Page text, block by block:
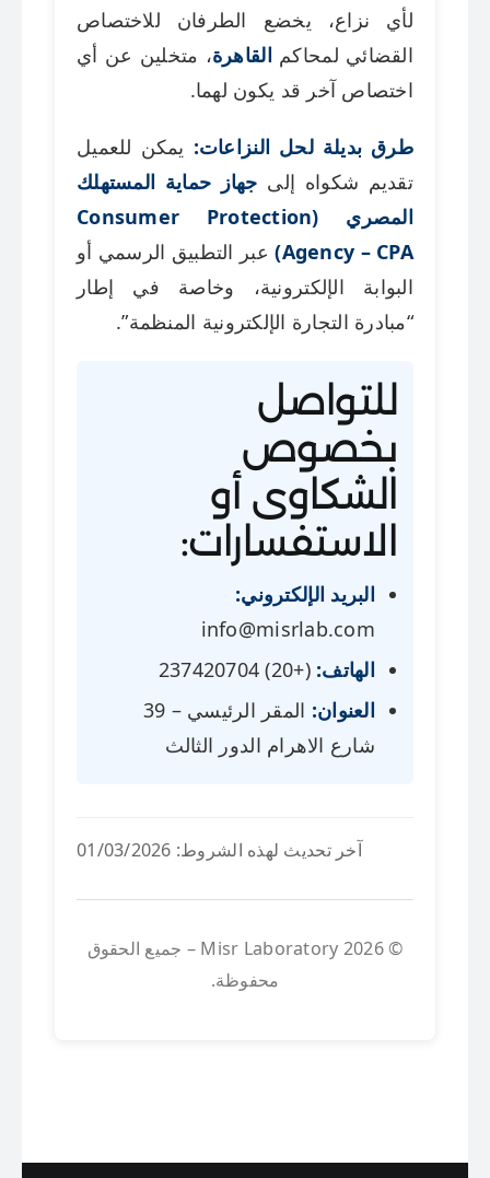
لأي نزاع، يخضع الطرفان للاختصاص
القضائي لمحاكم القاهرة، متخلين عن أي
اختصاص آخر قد يكون لهما.
طرق بديلة لحل النزاعات: يمكن للعميل
تقديم شكواه إلى جهاز حماية المستهلك
المصري (Consumer Protection
Agency – CPA) عبر التطبيق الرسمي أو
البوابة الإلكترونية، وخاصة في إطار
“مبادرة التجارة الإلكترونية المنظمة”.
للتواصل
بخصوص
الشكاوى أو
الاستفسارات:
البريد الإلكتروني:
info@misrlab.com
الهاتف: (+20) 237420704
العنوان:
المقر الرئيسي – 39
شارع الاهرام الدور الثالث
آخر تحديث لهذه الشروط: 01/03/2026
© 2026 Misr Laboratory – جميع الحقوق
محفوظة.